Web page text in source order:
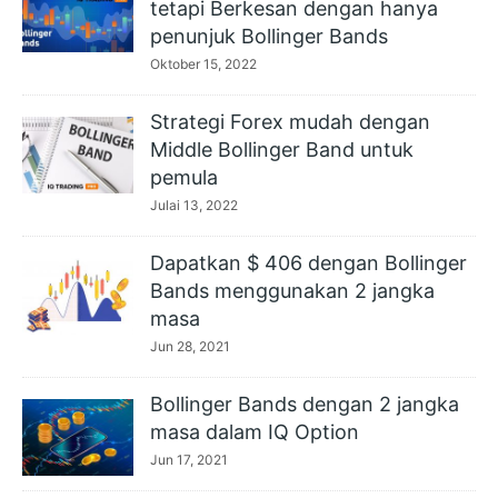
tetapi Berkesan dengan hanya
penunjuk Bollinger Bands
Oktober 15, 2022
Strategi Forex mudah dengan
Middle Bollinger Band untuk
pemula
Julai 13, 2022
Dapatkan $ 406 dengan Bollinger
Bands menggunakan 2 jangka
masa
Jun 28, 2021
Bollinger Bands dengan 2 jangka
masa dalam IQ Option
Jun 17, 2021